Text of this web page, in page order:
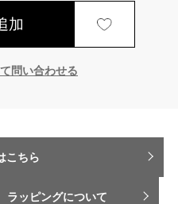
問い合わせる
こちら
ラッピングについて